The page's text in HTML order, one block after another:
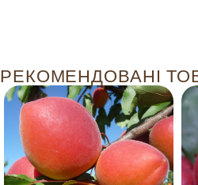
РЕКОМЕНДОВАНІ